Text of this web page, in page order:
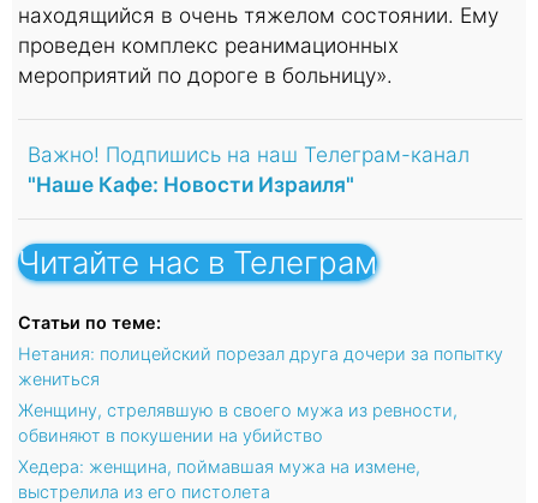
находящийся в очень тяжелом состоянии. Ему
проведен комплекс реанимационных
мероприятий по дороге в больницу».
Важно! Подпишись на наш Телеграм-канал
"Наше Кафе: Новости Израиля"
Читайте нас в Телеграм
Статьи по теме:
Нетания: полицейский порезал друга дочери за попытку
жениться
Женщину, стрелявшую в своего мужа из ревности,
обвиняют в покушении на убийство
Хедера: женщина, поймавшая мужа на измене,
выстрелила из его пистолета